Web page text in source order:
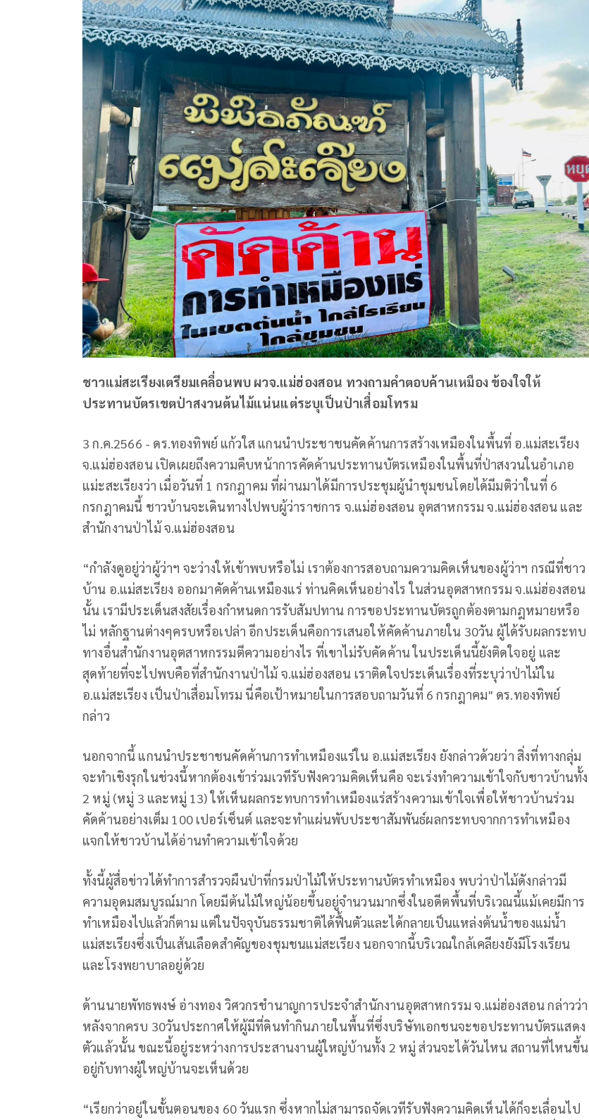
ชาวแม่สะเรียงเตรียมเคลื่อนพบ ผวจ.แม่ฮ่องสอน ทวงถามคำตอบค้านเหมือง ข้องใจให้
ประทานบัตรเขตป่าสงวนต้นไม้แน่นแต่ระบุเป็นป่าเสื่อมโทรม
3 ก.ค.2566 - ดร.ทองทิพย์ แก้วใส แกนนำประชาชนคัดค้านการสร้างเหมืองในพื้นที่ อ.แม่สะเรียง
จ.แม่ฮ่องสอน เปิดเผยถึงความคืบหน้าการคัดค้านประทานบัตรเหมืองในพื้นที่ป่าสงวนในอำเภอ
แม่ะสะเรียงว่า เมื่อวันที่ 1 กรกฎาคม ที่ผ่านมาได้มีการประชุมผู้นำชุมชนโดยได้มีมติว่าในที่ 6
กรกฎาคมนี้ ชาวบ้านจะเดินทางไปพบผู้ว่าราชการ จ.แม่ฮ่องสอน อุตสาหกรรม จ.แม่ฮ่องสอน และ
สำนักงานป่าไม้ จ.แม่ฮ่องสอน
“กำลังดูอยู่ว่าผู้ว่าฯ จะว่างให้เข้าพบหรือไม่ เราต้องการสอบถามความคิดเห็นของผู้ว่าฯ กรณีที่ชาว
บ้าน อ.แม่สะเรียง ออกมาคัดค้านเหมืองแร่ ท่านคิดเห็นอย่างไร ในส่วนอุตสาหกรรม จ.แม่ฮ่องสอน
นั้น เรามีประเด็นสงสัยเรื่องกำหนดการรับสัมปทาน การขอประทานบัตรถูกต้องตามกฎหมายหรือ
ไม่ หลักฐานต่างๆครบหรือเปล่า อีกประเด็นคือการเสนอให้คัดค้านภายใน 30วัน ผู้ได้รับผลกระทบ
ทางอื่นสำนักงานอุตสาหกรรมตีความอย่างไร ที่เขาไม่รับคัดค้าน ในประเด็นนี้ยังติดใจอยู่ และ
สุดท้ายที่จะไปพบคือที่สำนักงานป่าไม้ จ.แม่ฮ่องสอน เราติดใจประเด็นเรื่องที่ระบุว่าป่าไม้ใน
อ.แม่สะเรียง เป็นป่าเสื่อมโทรม นี่คือเป้าหมายในการสอบถามวันที่ 6 กรกฎาคม" ดร.ทองทิพย์
กล่าว
นอกจากนี้ แกนนำประชาชนคัดค้านการทำเหมืองแร่ใน อ.แม่สะเรียง ยังกล่าวด้วยว่า สิ่งที่ทางกลุ่ม
จะทำเชิงรุกในช่วงนี้หากต้องเข้าร่วมเวทีรับฟังความคิดเห็นคือ จะเร่งทำความเข้าใจกับชาวบ้านทั้ง
2 หมู่ (หมู่ 3 และหมู่ 13) ให้เห็นผลกระทบการทำเหมืองแร่สร้างความเข้าใจเพื่อให้ชาวบ้านร่วม
คัดค้านอย่างเต็ม 100 เปอร์เซ็นต์ และจะทำแผ่นพับประชาสัมพันธ์ผลกระทบจากการทำเหมือง
แจกให้ชาวบ้านได้อ่านทำความเข้าใจด้วย
ทั้งนี้ผู้สื่อข่าวได้ทำการสำรวจผืนป่าที่กรมป่าไม้ให้ประทานบัตรทำเหมือง พบว่าป่าไม้ดังกล่าวมี
ความอุดมสมบูรณ์มาก โดยมีต้นไม้ใหญ่น้อยขึ้นอยู่จำนวนมากซึ่งในอดีตพื้นที่บริเวณนี้แม้เคยมีการ
ทำเหมืองไปแล้วก็ตาม แต่ในปัจจุบันธรรมชาติได้ฟื้นตัวและได้กลายเป็นแหล่งต้นน้ำของแม่น้ำ
แม่สะเรียงซึ่งเป็นเส้นเลือดสำคัญของชุมชนแม่สะเรียง นอกจากนี้บริเวณใกล้เคลียงยังมีโรงเรียน
และโรงพยาบาลอยู่ด้วย
ด้านนายพัทธพงษ์ อ่างทอง วิศวกรชำนาญการประจำสำนักงานอุตสาหกรรม จ.แม่ฮ่องสอน กล่าวว่า
หลังจากครบ 30วันประกาศให้ผู้มีที่ดินทำกินภายในพื้นที่ซึ่งบริษัทเอกชนจะขอประทานบัตรแสดง
ตัวแล้วนั้น ขณะนี้อยู่ระหว่างการประสานงานผู้ใหญ่บ้านทั้ง 2 หมู่ ส่วนจะได้วันไหน สถานที่ไหนขึ้น
อยู่กับทางผู้ใหญ่บ้านจะเห็นด้วย
“เรียกว่าอยู่ในขั้นตอนของ 60 วันแรก ซึ่งหากไม่สามารถจัดเวทีรับฟังความคิดเห็นได้ก็จะเลื่อนไป